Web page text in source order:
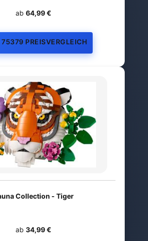
ab 64,99 €
75379 PREISVERGLEICH
Collection - Tiger
ab 34,99 €